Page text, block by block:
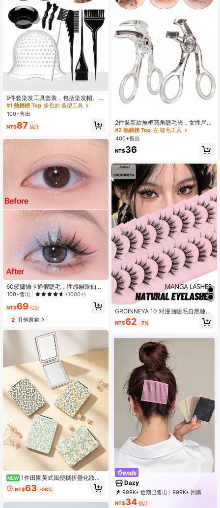
9件套染发工具套装，包括染发帽、挑
染帽、染发膏、染发碗、染发刷、染
发手套，专业染发配件，适合家庭和
沙龙使用，男女通用
回購率高的顧客
#1 熱銷榜 Top 多色的 造型工具
回購率高的顧客
#1 熱銷榜 Top 多色的 造型工具
回購率高的顧客
#1 熱銷榜 Top
回購率高的顧客
100+售出
NT$87 估計
60簇慵懶卡通假睫毛，性感貓眼仙女
感自然卡通單簇睫毛
100+售出 (1000+)
NT$69 估計
2其他賣家
NEW 1件田園英式風便攜折疊化妝
鏡，輕量超薄耐用PU皮革，適合旅
行、派對、工作、學校等多種場合，
NT$63 -28%
2件裝新款無框寬角睫毛夾，女性局部
睫毛夾，附梳齒設計，可捲翹並持久
定型睫毛，操作簡單易上手(1件)，熱
銷款
#2 熱銷榜 Top 在 睫毛工具
400+售出
NT$36
GROINNEYA 10 对漫画睫毛自然睫毛
猫眼睫毛交叉浓密貂皮睫毛动漫假睫
毛延长化妆工具派对旅行 (MSC14) 假
NT$62 -7%
Dazy
999K+ 近期已售出
999K+ 回購
6.6M 訂閱
NT$34 估計